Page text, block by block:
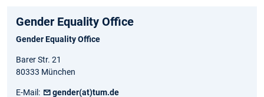
Gender Equality Office
Gender Equality Office
Barer Str. 21
80333 München
E-Mail: gender(at)tum.de